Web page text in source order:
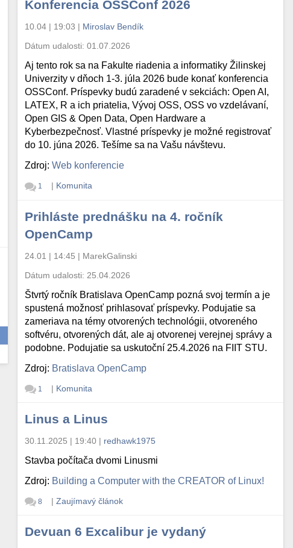
Konferencia OSSConf 2026
10.04 | 19:03 | Miroslav Bendík
Dátum udalosti:01.07.2026
Aj tento rok sa na Fakulte riadenia a informatiky Žilinskej
Univerzity v dňoch 1-3. júla 2026 bude konať konferencia
OSSConf. Príspevky budú zaradené v sekciách: Open AI,
LATEX, R a ich priatelia, Vývoj OSS, OSS vo vzdelávaní,
Open GIS & Open Data, Open Hardware a
Kyberbezpečnosť. Vlastné príspevky je možné registrovať
do 10. júna 2026. Tešíme sa na Vašu návštevu.
Zdroj:Web konferencie
1 | Komunita
Prihláste prednášku na 4. ročník
OpenCamp
24.01 | 14:45 | MarekGalinski
Dátum udalosti: 25.04.2026
Štvrtý ročník Bratislava OpenCamp pozná svoj termín a je
spustená možnosť prihlasovať príspevky. Podujatie sa
zameriava na témy otvorených technológii, otvoreného
softvéru, otvorených dát, ale aj otvorenej verejnej správy a
podobne. Podujatie sa uskutoční 25.4.2026 na FIIT STU.
Zdroj: Bratislava OpenCamp
1 | Komunita
Linus a Linus
30.11.2025 | 19:40 | redhawk1975
Stavba počítača dvomi Linusmi
Zdroj: Building a Computer with the CREATOR of Linux!
8 | Zaujímavý článok
Devuan 6 Excalibur je vydaný